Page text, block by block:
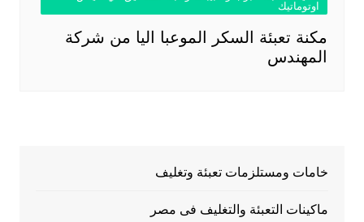
اوتوماتيك
مكنة تعبئة السكر الموعبا اليا من شركة
المهندس
خامات ومستلزمات تعبئة وتغليف
ماكينات التعبئة والتغليف فى مصر